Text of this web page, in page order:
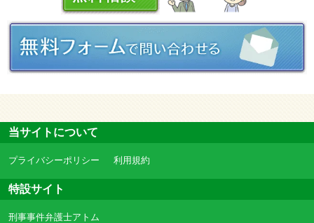
当サイトについて
プライバシーポリシー 利用規約
特設サイト
刑事事件弁護士アトム